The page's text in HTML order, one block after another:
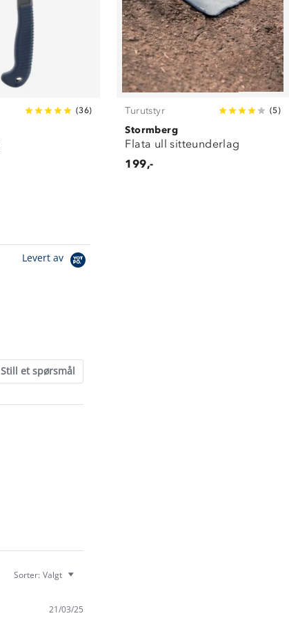
(36) Turutstyr (5)
Stormberg
Flata ull sitteunderlag
199,-
Levert av
Still et spørsmål
Sorter: Valgt
21/03/25